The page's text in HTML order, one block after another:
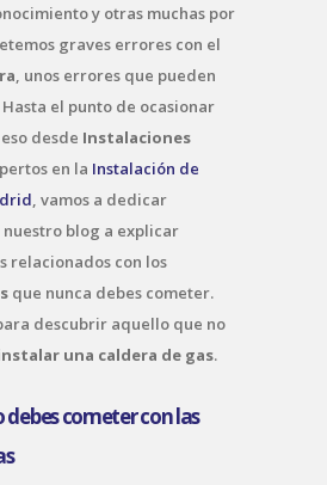
y otras muchas por
graves errores con el
, unos errores que pueden
el punto de ocasionar
desde Instalaciones
en la Instalación de
, vamos a dedicar
blog a explicar
relacionados con los
que nunca debes cometer.
descubrir aquello que no
una caldera de gas.
debes cometer con las